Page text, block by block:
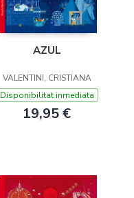
AZUL
VALENTINI, CRISTIANA
Disponibilitat inmediata
19,95 €